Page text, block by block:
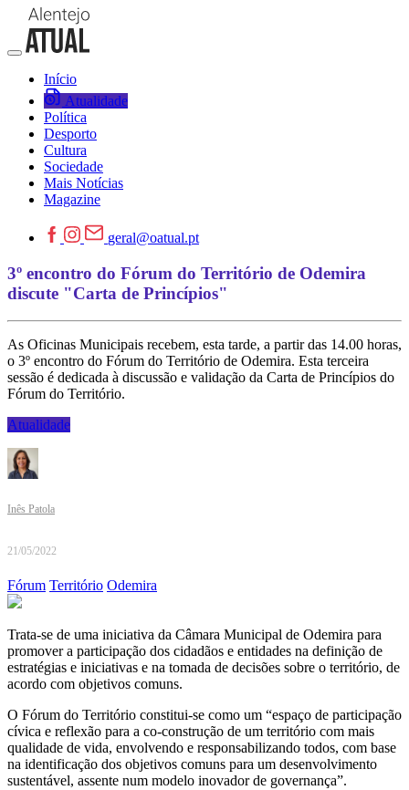
Início
Atualidade
Política
Desporto
Cultura
Sociedade
Mais Notícias
Magazine
geral@oatual.pt
3º encontro do Fórum do Território de Odemira
discute "Carta de Princípios"
As Oficinas Municipais recebem, esta tarde, a partir das 14.00 horas,
o 3º encontro do Fórum do Território de Odemira. Esta terceira
sessão é dedicada à discussão e validação da Carta de Princípios do
Fórum do Território.
Atualidade
Inês Patola
21/05/2022
Fórum Território Odemira
Trata-se de uma iniciativa da Câmara Municipal de Odemira para
promover a participação dos cidadãos e entidades na definição de
estratégias e iniciativas e na tomada de decisões sobre o território, de
acordo com objetivos comuns.
O Fórum do Território constitui-se como um “espaço de participação
cívica e reflexão para a co-construção de um território com mais
qualidade de vida, envolvendo e responsabilizando todos, com base
na identificação dos objetivos comuns para um desenvolvimento
sustentável, assente num modelo inovador de governança”.